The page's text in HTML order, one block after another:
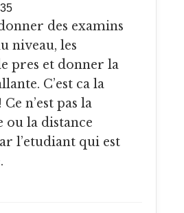
niveau, les
pres et donner la
C’est ca la
n’est pas la
ou la distance
l’etudiant qui est